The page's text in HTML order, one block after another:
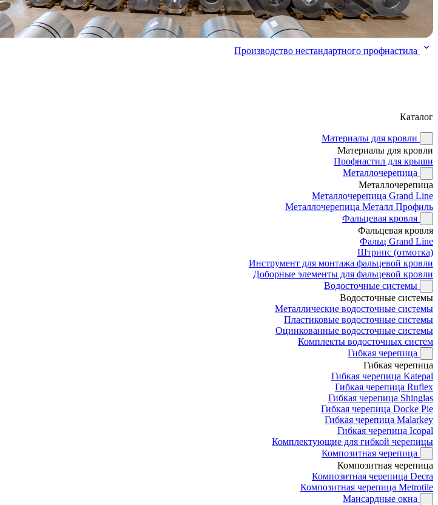
Производство нестандартного профнастила
Каталог
Материалы для кровли
Материалы для кровли
Профнастил для крыши
Металлочерепица
Металлочерепица
Металлочерепица Grand Line
Металлочерепица Металл Профиль
Фальцевая кровля
Фальцевая кровля
Фальц Grand Line
Штрипс (отмотка)
Инструмент для монтажа фальцевой кровли
Доборные элементы для фальцевой кровли
Водосточные системы
Водосточные системы
Металлические водосточные системы
Пластиковые водосточные системы
Оцинкованные водосточные системы
Комплекты водосточных систем
Гибкая черепица
Гибкая черепица
Гибкая черепица Katepal
Гибкая черепица Ruflex
Гибкая черепица Shinglas
Гибкая черепица Docke Pie
Гибкая черепица Malarkey
Гибкая черепица Icopal
Комплектующие для гибкой черепицы
Композитная черепица
Композитная черепица
Композитная черепица Decra
Композитная черепица Metrotile
Мансардные окна